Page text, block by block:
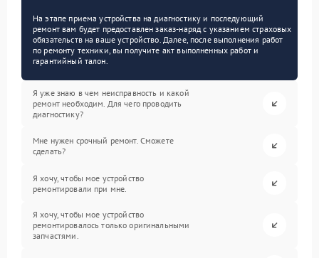
На этапе приема устройства на диагностику и последующий
ремонт вам будет предоставлен заказ-наряд с указанием страховых
обязательств на ваше устройство. Далее, после выполнения работ
по ремонту техники, вы получите акт выполненных работ и
гарантийный талон.
Я уже знаю в чем неисправность и какой
ремонт необходим. Для чего проводить
диагностику?
Мне нужен срочный ремонт. Сможете
сделать?
Я хочу, чтобы мое устройство
ремонтировали при мне.
Я хочу, чтобы мое устройство
ремонтировалось только оригинальными
запчастями.